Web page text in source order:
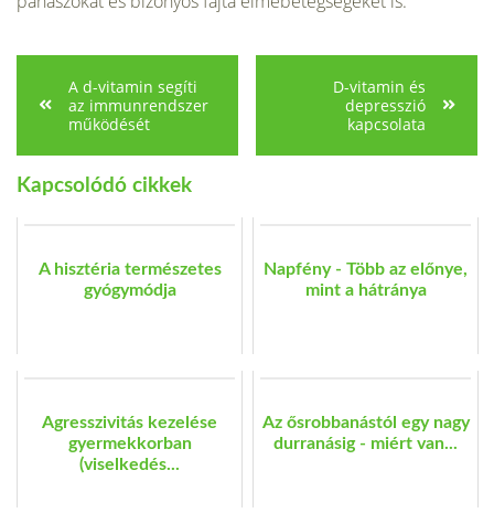
A d-vitamin segíti
az immunrendszer
működését
D-vitamin és
depresszió
kapcsolata
Kapcsolódó cikkek
A hisztéria természetes
gyógymódja
Napfény - Több az előnye,
mint a hátránya
Agresszivitás kezelése
gyermekkorban
(viselkedés...
Az ősrobbanástól egy nagy
durranásig - miért van...